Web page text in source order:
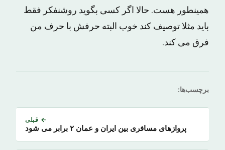
همینطور هست. حالا اگر کسی بگوید روشنفکر فقط
باید مثلا توصیف کند خوب البته حرفش با حرف من
فرق می کند.
برچسب‌ها:
← قبلی
پروازهای مسافری بین ایران و عمان ۲ برابر می شود